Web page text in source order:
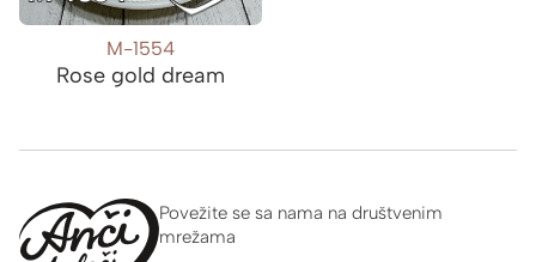
M-1554
Rose gold dream
Povežite se sa nama na društvenim
mrežama